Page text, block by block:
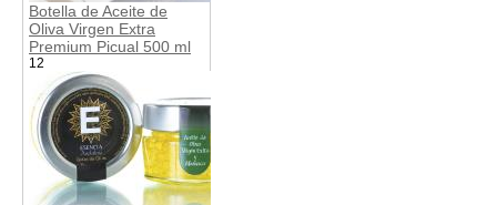
Botella de Aceite de
Oliva Virgen Extra
Premium Picual 500 ml
12